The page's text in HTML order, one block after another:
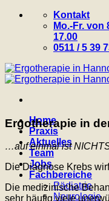
Zum
Kontakt
Mo.-Fr. von
17.00
0511 / 5 39
Home
Praxis
Aktuelles
Team
Jobs
Fachbereiche
Pädiatrie
Neurologie
Ergotherapie in
…auf einmal ist
Die Diagnose Krebs
Die medizinische
sehr häufig viele